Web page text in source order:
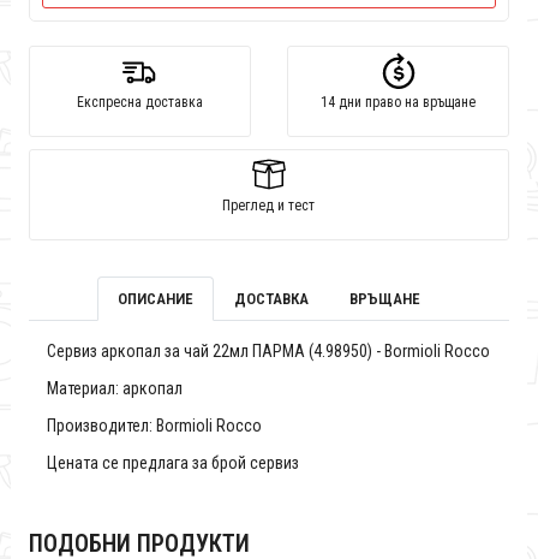
Експресна доставка 14 дни право на връщане
Преглед и тест
ОПИСАНИЕ ДОСТАВКА ВРЪЩАНЕ
Сервиз аркопал за чай 22мл ПАРМА (4.98950) - Bormioli Rocco
Материал: аркопал
Производител: Bormioli Rocco
Цената се предлага за брой сервиз
ПОДОБНИ ПРОДУКТИ